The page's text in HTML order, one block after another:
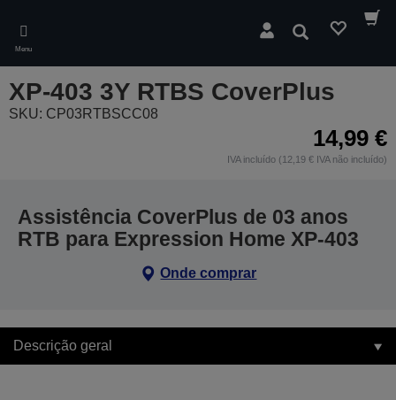
main
content
Menu
Pesquisar
XP-403 3Y RTBS CoverPlus
SKU: CP03RTBSCC08
14,99 €
IVA incluído (12,19 € IVA não incluído)
Assistência CoverPlus de 03 anos
RTB para Expression Home XP-403
Onde comprar
Descrição geral